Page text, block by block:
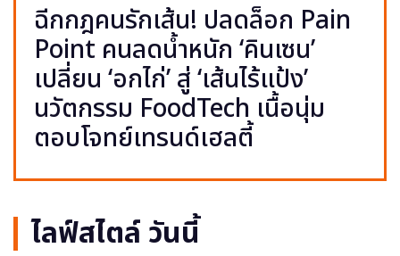
ฉีกกฎคนรักเส้น! ปลดล็อก Pain
Point คนลดน้ำหนัก ‘คินเซน’
เปลี่ยน ‘อกไก่’ สู่ ‘เส้นไร้แป้ง’
นวัตกรรม FoodTech เนื้อนุ่ม
ตอบโจทย์เทรนด์เฮลตี้
ไลฟ์สไตล์ วันนี้